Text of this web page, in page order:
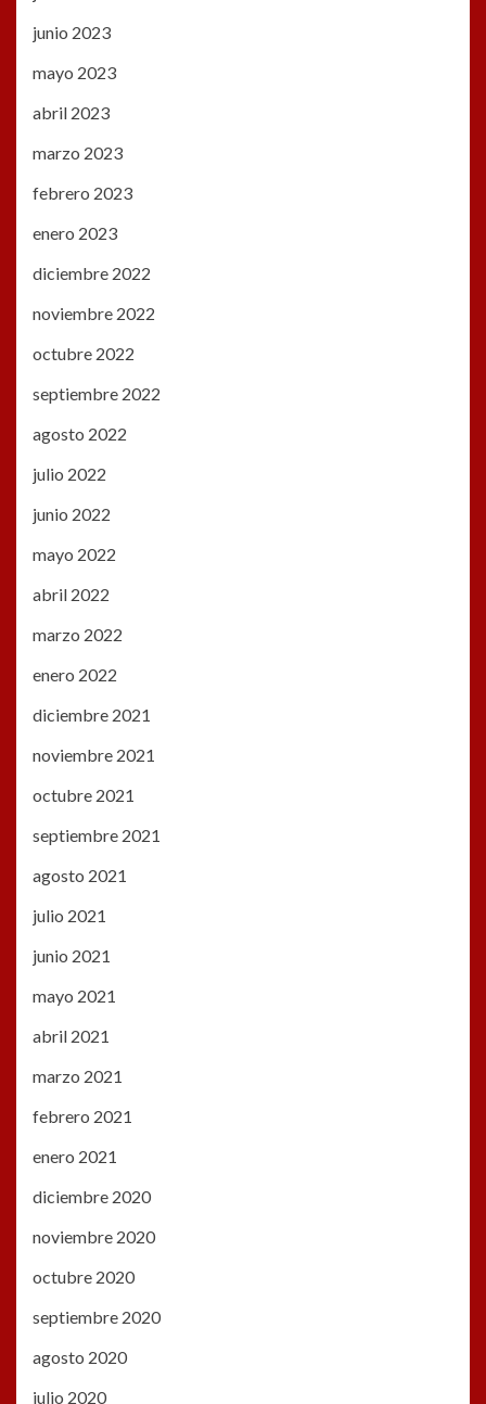
junio 2023
mayo 2023
abril 2023
marzo 2023
febrero 2023
enero 2023
diciembre 2022
noviembre 2022
octubre 2022
septiembre 2022
agosto 2022
julio 2022
junio 2022
mayo 2022
abril 2022
marzo 2022
enero 2022
diciembre 2021
noviembre 2021
octubre 2021
septiembre 2021
agosto 2021
julio 2021
junio 2021
mayo 2021
abril 2021
marzo 2021
febrero 2021
enero 2021
diciembre 2020
noviembre 2020
octubre 2020
septiembre 2020
agosto 2020
julio 2020